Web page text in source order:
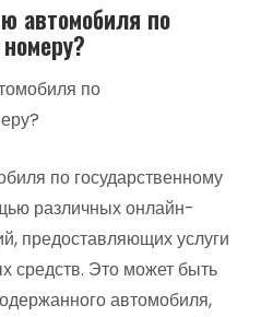
автомобиля по
по
по государственному
различных онлайн-
предоставляющих услуги
средств. Это может быть
автомобиля,